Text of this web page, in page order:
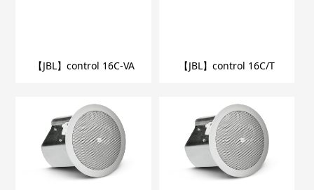
【JBL】control 16C-VA 【JBL】control 16C/T